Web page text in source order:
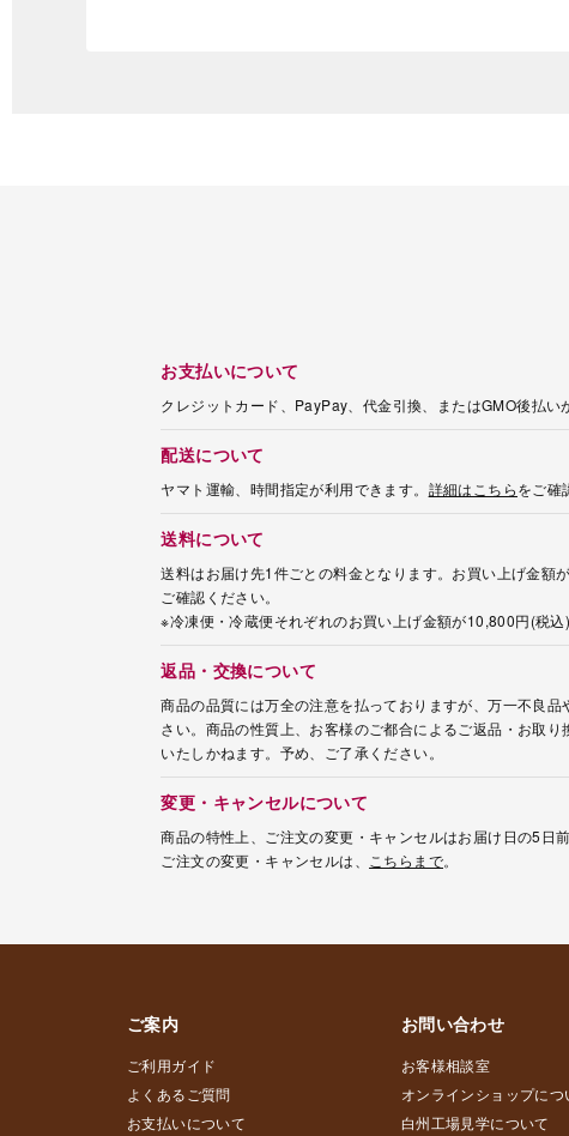
お支払いについて
クレジットカード、PayPay、代金引換、またはGMO後払い
配送について
ヤマト運輸、時間指定が利用できます。 詳細はこちらをご確
送料について
送料はお届け先1件ごとの料金となります。お買い上げ金額
ご確認ください。
※冷凍便・冷蔵便それぞれのお買い上げ金額が10,800円(税込
返品・交換について
商品の品質には万全の注意を払っておりますが、万一不良
さい。商品の性質上、お客様のご都合によるご返品・お取
いたしかねます。予め、ご了承ください。
変更・キャンセルについて
商品の特性上、ご注文の変更・キャンセルはお届け日の5日
ご注文の変更・キャンセルは、
こちらまで。
ご案内
ご利用ガイド
よくあるご質問
お支払いについて
お問い合わせ
お客様相談室
オンラインショップにつ
白州工場見学について